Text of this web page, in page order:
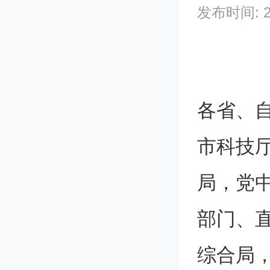
发布时间:
各省、
市科技
局，党
部门、
综合局